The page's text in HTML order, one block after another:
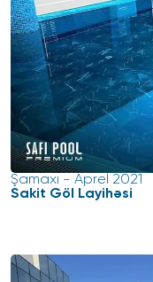
Şamaxı - Aprel 2021
Sakit Göl Layihəsi